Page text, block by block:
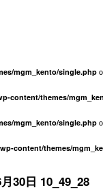
mgm_kento/single.php
content/themes/
mgm_kento/single.php
content/themes/
30日 10_49_28